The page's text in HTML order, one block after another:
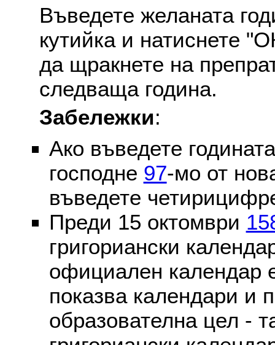
Въведете желаната
кутийка и натиснете
да щракнете на
следваща година.
Забележки:
Ако въведете
господне 97-мо от
въведете
Преди 15 октомври
григориански
официален календар
показва календари и
образователна цел -